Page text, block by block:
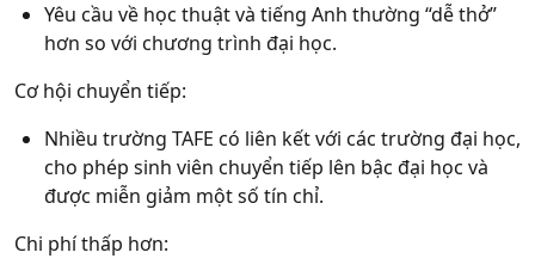
Yêu cầu về học thuật và tiếng Anh thường “dễ thở”
hơn so với chương trình đại học.
Cơ hội chuyển tiếp:
Nhiều trường TAFE có liên kết với các trường đại học,
cho phép sinh viên chuyển tiếp lên bậc đại học và
được miễn giảm một số tín chỉ.
Chi phí thấp hơn: